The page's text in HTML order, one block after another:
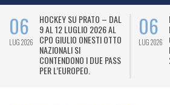
06
LUG 2026
HOCKEY SU PRATO – DAL
9 AL 12 LUGLIO 2026 AL
CPO GIULIO ONESTI OTTO
NAZIONALI SI
CONTENDONO I DUE PASS
PER L’EUROPEO.
06
LUG 2026